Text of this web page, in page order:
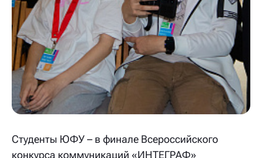
Студенты ЮФУ – в финале Всероссийского
конкурса коммуникаций «ИНТЕГРАФ»